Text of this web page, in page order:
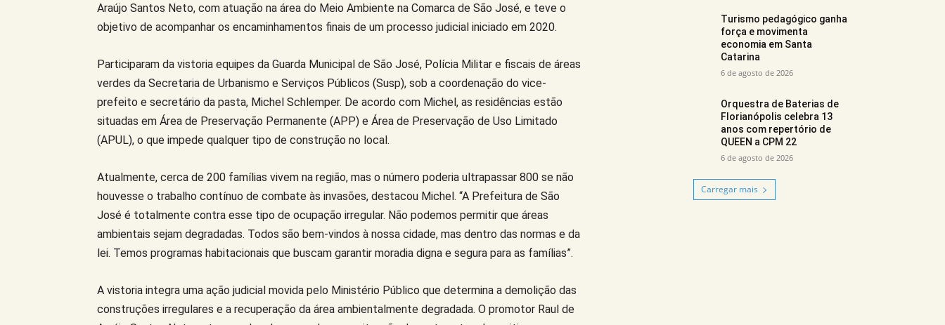
Araújo Santos Neto, com atuação na área do Meio Ambiente na Comarca de São José, e teve o
objetivo de acompanhar os encaminhamentos finais de um processo judicial iniciado em 2020.
Participaram da vistoria equipes da Guarda Municipal de São José, Polícia Militar e fiscais de áreas
verdes da Secretaria de Urbanismo e Serviços Públicos (Susp), sob a coordenação do vice-
prefeito e secretário da pasta, Michel Schlemper. De acordo com Michel, as residências estão
situadas em Área de Preservação Permanente (APP) e Área de Preservação de Uso Limitado
(APUL), o que impede qualquer tipo de construção no local.
Atualmente, cerca de 200 famílias vivem na região, mas o número poderia ultrapassar 800 se não
houvesse o trabalho contínuo de combate às invasões, destacou Michel. “A Prefeitura de São
José é totalmente contra esse tipo de ocupação irregular. Não podemos permitir que áreas
ambientais sejam degradadas. Todos são bem-vindos à nossa cidade, mas dentro das normas e da
lei. Temos programas habitacionais que buscam garantir moradia digna e segura para as famílias”.
A vistoria integra uma ação judicial movida pelo Ministério Público que determina a demolição das
construções irregulares e a recuperação da área ambientalmente degradada. O promotor Raul de
Turismo pedagógico ganha
força e movimenta
economia em Santa
Catarina
6 de agosto de 2026
Orquestra de Baterias de
Florianópolis celebra 13
anos com repertório de
QUEEN a CPM 22
6 de agosto de 2026
Carregar mais